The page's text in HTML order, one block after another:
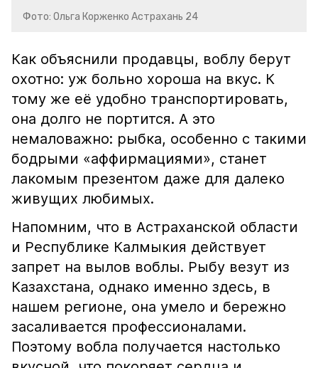
Фото: Ольга Корженко Астрахань 24
Как объяснили продавцы, воблу берут
охотно: уж больно хороша на вкус. К
тому же её удобно транспортировать,
она долго не портится. А это
немаловажно: рыбка, особенно с такими
бодрыми «аффирмациями», станет
лакомым презентом даже для далеко
живущих любимых.
Напомним, что в Астраханской области
и Республике Калмыкия действует
запрет на вылов воблы. Рыбу везут из
Казахстана, однако именно здесь, в
нашем регионе, она умело и бережно
засаливается профессионалами.
Поэтому вобла получается настолько